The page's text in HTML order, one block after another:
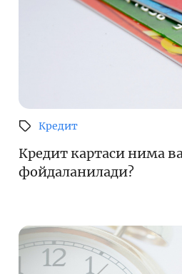
Кредит
Кредит картаси нима
фойдаланилади?